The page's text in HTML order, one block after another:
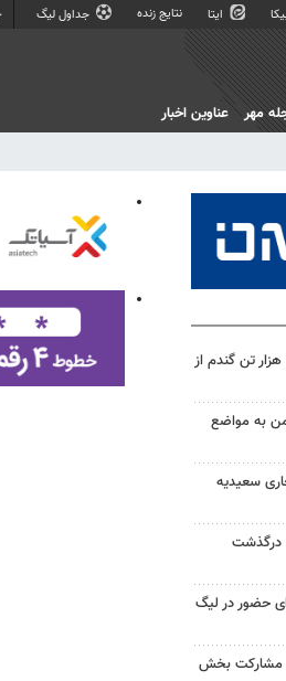
ایتا نتایج زنده جداول لیگ
مهر عناوین اخبار
اینفوگرافیک؛ خرید بیش از ۲۰۷ هزار تن گندم از
به مواضع
سعیدیه
درگذشت
حضور در لیگ
مشارکت بخش